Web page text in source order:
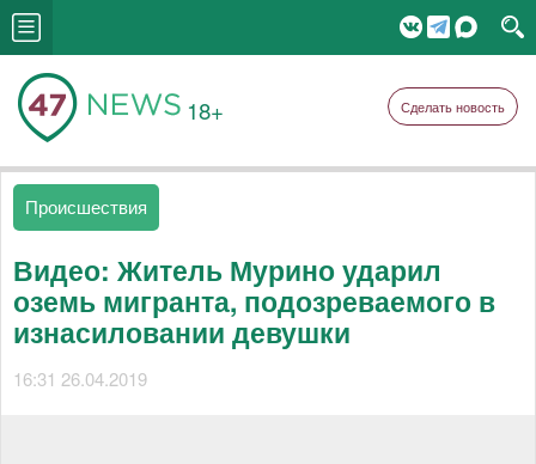
18+ Сделать новость
Происшествия
Видео: Житель Мурино ударил
оземь мигранта, подозреваемого в
изнасиловании девушки
16:31 26.04.2019